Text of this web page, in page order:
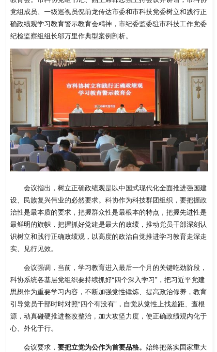
党组成员、一级巡视员倪前龙传达市委和市科技党委树立和践行正
确政绩观学习教育警示教育会精神，市纪委监委驻市科技工作党委
纪检监察组组长邬万里作典型案例剖析。
会议指出，树立正确政绩观是以中国式现代化全面推进强国建
设、民族复兴伟业的必然要求。科协作为科技群团组织，要把握政
治性是最本质的要求，把握群众性是最根本的特点，把握先进性是
最鲜明的旗帜，把握抓好党建是最大的政绩，推动党员干部深刻认
识树立和践行正确政绩观，以高度的政治自觉推进学习教育走深走
实、见行见效。
会议强调，当前，学习教育进入最后一个月的关键吃劲阶段，
科协系统各基层党组织要持续抓好“四个深入学习”，把习近平党建
思想作为重要学习内容，不断加强党性锤炼、提高政治修养，教育
引导党员干部时时对照“四个有没有”，自觉从党性上找差距、查根
源，动真碰硬推进整改整治，加大攻坚力度，使正确政绩观内化于
心、外化于行。
会议要求， 要把立党为公作为首要品格。 始终把落实国家重大